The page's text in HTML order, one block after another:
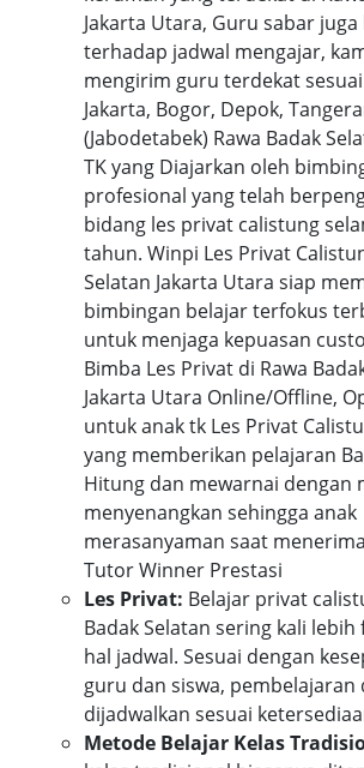
Jakarta Utara, Guru sabar
terhadap jadwal mengajar,
mengirim guru terdekat
Jakarta, Bogor, Depok,
(Jabodetabek) Rawa Badak
TK yang Diajarkan oleh
profesional yang telah
bidang les privat calistung
tahun. Winpi Les Privat
Selatan Jakarta Utara siap
bimbingan belajar terfokus
untuk menjaga kepuasan
Bimba Les Privat di Rawa
Jakarta Utara Online/Offline,
untuk anak tk Les Privat
yang memberikan pelajaran
Hitung dan mewarnai dengan
menyenangkan sehingga anak
merasanyaman saat
Tutor Winner Prestasi
Les Privat: Belajar privat
Badak Selatan sering kali lebih
hal jadwal. Sesuai dengan
guru dan siswa, pembelajaran
dijadwalkan sesuai
Metode Belajar Kelas